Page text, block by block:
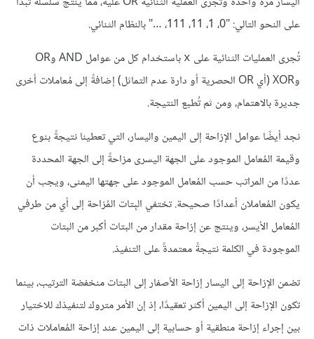
على النحو التالي: "0، 1، 11، 111، …" بالنظام الثنائي.
تُجرى العمليات الثنائية على x
باستخدام كل من عوامل AND وOR
وXOR (أي OR الحصرية أو دارة عدم التماثل) إضافةً إلى مُعاملات أخرى
جديرة بالاهتمام، ومن ثم تُطبع النتيجة.
نجد أيضًا عوامل الإزاحة إلى اليمين واليسار، التي تعطينا نتيجةً بنوع
وقيمة المُعامل الموجود على الجهة اليسرى مزاحةً إلى الجهة المحددة
عددًا من المراتب حسب المُعامل الموجود على جهتها اليمنى، ويجب أن
يكون المُعاملان أعدادًا صحيحة. تختفي البِتات المُزاحة إلى أي من طرفي
المُعامل الأيسر، وينتج عن إزاحة مقدار من البتات أكبر من البتات
الموجودة في الكلمة نتيجةً معتمدةً على التنفيذ.
تضمن الإزاحة إلى اليسار إزاحة الأصفار إلى البتات منخفضة الترتيب، بينما
تكون الإزاحة إلى اليمين أكثر تعقيدًا، إذ إن الأمر متروك لتنفيذك للاختيار
بين إجراء إزاحة منطقية أو حسابية إلى اليمين عند إزاحة المُعاملات ذات